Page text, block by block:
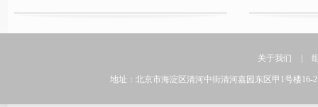
关于我们
地址：北京市海淀区清河中街清河嘉园东区甲1号楼16-